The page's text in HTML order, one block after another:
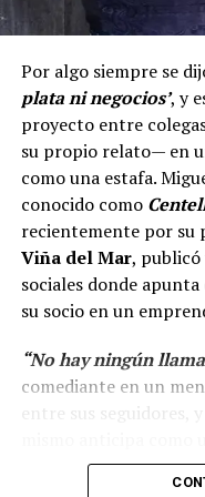
Por algo siempre se
plata ni negocios’, y
proyecto entre
su propio relato— en
como una estafa.
conocido como
recientemente por
Viña del Mar, publicó
sociales donde
su socio en un
“No hay ningún
comediante en un
entre sus seguidores,
en el tiempo.